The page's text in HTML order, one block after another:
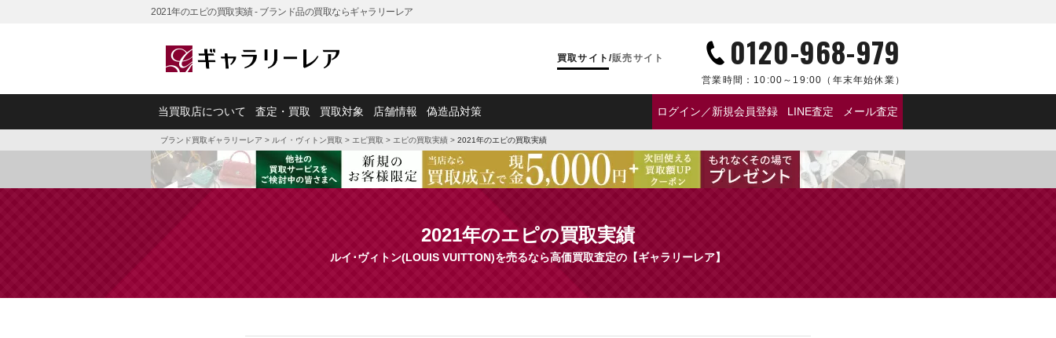
2021年のエピの買取実績 - ブランド品の買取ならギャラリーレア
買取サイト /販売サイト 0120-968-979
営業時間： 10:00～19:00 （年末年始休業）
当買取店について 査定・買取 買取対象 店舗情報 偽造品対策 ログイン／新規会員登録 LINE査定 メール査定
ブランド買取ギャラリーレア > ルイ・ヴィトン買取 > エピ買取 > エピの買取実績 > 2021年のエピの買取実績
2021年のエピの買取実績
ルイ･ヴィトン(LOUIS VUITTON)を売るなら高価買取査定の【ギャラリーレア】